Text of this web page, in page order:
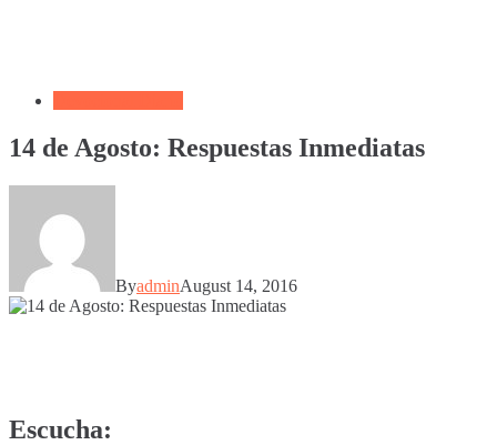
14 de Agosto: Respuestas Inmediatas
ByadminAugust 14, 2016
Escucha: